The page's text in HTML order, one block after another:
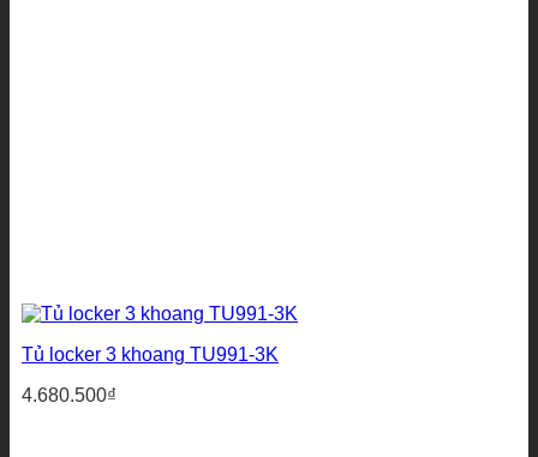
Tủ locker 3 khoang TU991-3K
4.680.500₫